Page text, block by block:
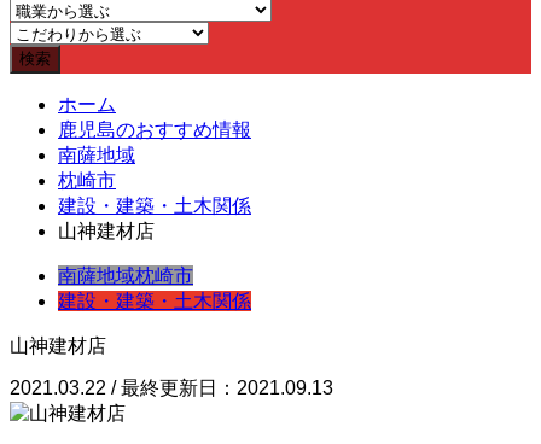
ホーム
鹿児島のおすすめ情報
南薩地域
枕崎市
建設・建築・土木関係
山神建材店
南薩地域枕崎市
建設・建築・土木関係
山神建材店
2021.03.22 / 最終更新日：2021.09.13